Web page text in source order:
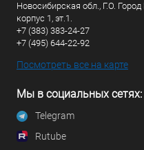
Новосибирская обл., Г.О.
корпус 1, эт.1.
+7 (383) 383-24-27
+7 (495) 644-22-92
Посмотреть все на карте
Мы в социальных сетях:
Telegram
Rutube